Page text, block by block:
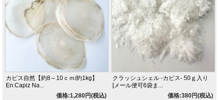
カピス自然【約8～10ｃｍ/約1kg】
En:Capiz Na...
価格:1,280円(税込)
クラッシュシェル -カピス‐ 50ｇ入り
[メール便可6袋ま...
価格:380円(税込)